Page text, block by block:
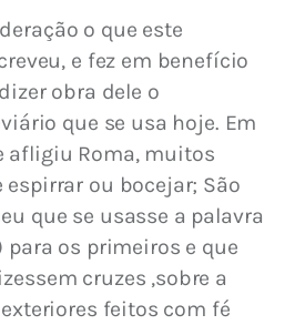
o que este
e fez em benefício
obra dele o
que se usa hoje. Em
afligiu Roma, muitos
ou bocejar; São
que se usasse a palavra
para os primeiros e que
cruzes ,sobre a
feitos com fé